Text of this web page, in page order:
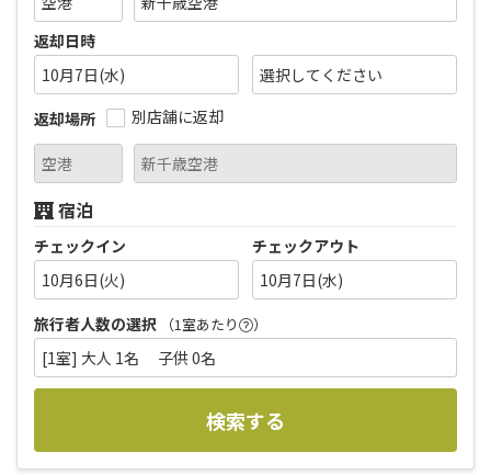
返却日時
10月7日(水)
返却場所
別店舗に返却
宿泊
チェックイン
10月6日(火)
チェックアウト
10月7日(水)
旅行者人数の選択
（1室あたり ）
[1室] 大人 1名 子供 0名
検索する